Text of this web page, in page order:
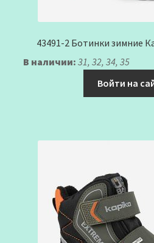
43491-2 Ботинки зимние
В наличии: 31, 32, 34, 35
Войти на